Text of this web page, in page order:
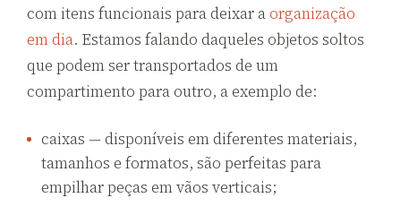
com itens funcionais para deixar aorganização
em dia. Estamos falando daqueles objetos soltos
que podem ser transportados de um
compartimento para outro, a exemplo de:
caixas — disponíveis em diferentes materiais,
tamanhos e formatos, são perfeitas para
empilhar peças em vãos verticais;